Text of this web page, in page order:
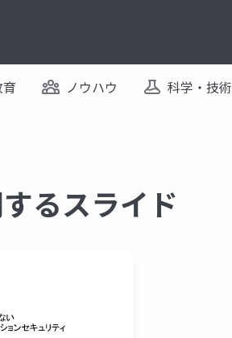
ノウハウ 科学・技術
るスライド